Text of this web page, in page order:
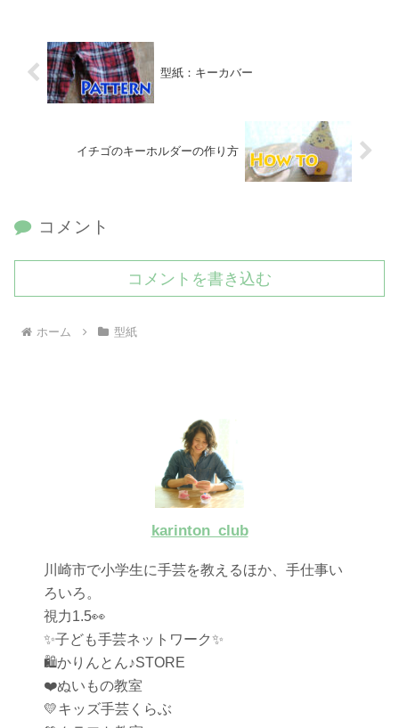
型紙：キーカバー
イチゴのキーホルダーの作り方
コメント
コメントを書き込む
ホーム 型紙
karinton_club
川崎市で小学生に手芸を教えるほか、手仕事い
ろいろ。
視力1.5👀
✨子ども手芸ネットワーク✨
🛍かりんとん♪STORE
❤️ぬいもの教室
💛キッズ手芸くらぶ